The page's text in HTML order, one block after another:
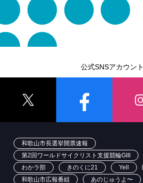
公式SNSアカウント
和歌山市長選挙開票速報
第2回ワールドサイクリスト支援競輪GIII
わかラ部
きのくに21 Yell
和歌山市広報番組
あのじゅうよ〜